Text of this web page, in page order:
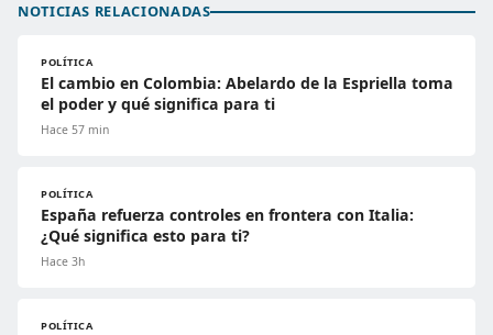
NOTICIAS RELACIONADAS
POLÍTICA
El cambio en Colombia: Abelardo de la Espriella toma
el poder y qué significa para ti
Hace 57 min
POLÍTICA
España refuerza controles en frontera con Italia:
¿Qué significa esto para ti?
Hace 3h
POLÍTICA